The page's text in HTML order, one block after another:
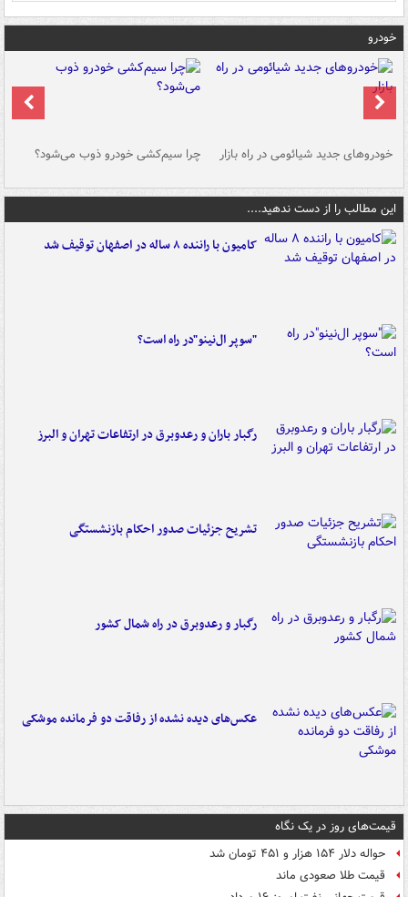
خودرو
خودروهای جدید شیائومی در راه بازار چرا سیم‌کشی خودرو ذوب می‌شود؟
این مطالب را از دست ندهید....
کامیون با راننده ۸ ساله در اصفهان توقیف شد
"سوپر ال‌نینو"در راه است؟
رگبار باران و رعدوبرق در ارتفاعات تهران و البرز
تشریح جزئیات صدور احکام بازنشستگی
رگبار و رعدوبرق در راه شمال کشور
عکس‌های دیده نشده از رفاقت دو فرمانده‌ موشکی
قیمت‌های روز در یک نگاه
حواله دلار ۱۵۴ هزار و ۴۵۱ تومان شد
قیمت طلا صعودی ماند